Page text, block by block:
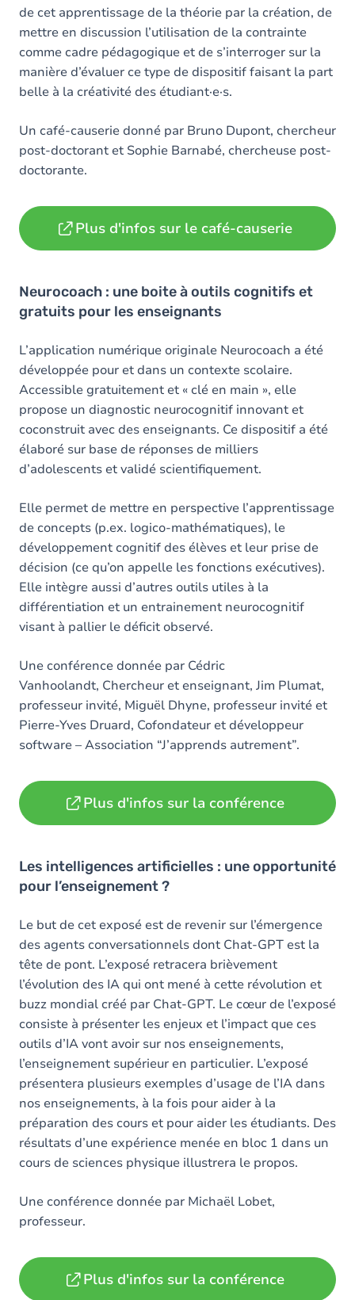
de cet apprentissage de la théorie par la création, de
mettre en discussion l’utilisation de la contrainte
comme cadre pédagogique et de s’interroger sur la
manière d’évaluer ce type de dispositif faisant la part
belle à la créativité des étudiant·e·s.
Un café-causerie donné par Bruno Dupont, chercheur
post-doctorant et Sophie Barnabé, chercheuse post-
doctorante.
Plus d'infos sur le café-causerie
Neurocoach : une boite à outils cognitifs et
gratuits pour les enseignants
L’application numérique originale Neurocoach a été
développée pour et dans un contexte scolaire.
Accessible gratuitement et « clé en main », elle
propose un diagnostic neurocognitif innovant et
coconstruit avec des enseignants. Ce dispositif a été
élaboré sur base de réponses de milliers
d’adolescents et validé scientifiquement.
Elle permet de mettre en perspective l’apprentissage
de concepts (p.ex. logico-mathématiques), le
développement cognitif des élèves et leur prise de
décision (ce qu’on appelle les fonctions exécutives).
Elle intègre aussi d’autres outils utiles à la
différentiation et un entrainement neurocognitif
visant à pallier le déficit observé.
Une conférence donnée par Cédric
Vanhoolandt, Chercheur et enseignant, Jim Plumat,
professeur invité, Miguël Dhyne, professeur invité et
Pierre-Yves Druard, Cofondateur et développeur
software – Association “J’apprends autrement”.
Plus d'infos sur la conférence
Les intelligences artificielles : une opportunité
pour l’enseignement ?
Le but de cet exposé est de revenir sur l’émergence
des agents conversationnels dont Chat-GPT est la
tête de pont. L’exposé retracera brièvement
l’évolution des IA qui ont mené à cette révolution et
buzz mondial créé par Chat-GPT. Le cœur de l’exposé
consiste à présenter les enjeux et l’impact que ces
outils d’IA vont avoir sur nos enseignements,
l’enseignement supérieur en particulier. L’exposé
présentera plusieurs exemples d’usage de l’IA dans
nos enseignements, à la fois pour aider à la
préparation des cours et pour aider les étudiants. Des
résultats d’une expérience menée en bloc 1 dans un
cours de sciences physique illustrera le propos.
Une conférence donnée par Michaël Lobet,
professeur.
Plus d'infos sur la conférence